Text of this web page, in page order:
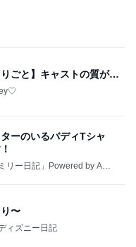
いランチ
た購入品